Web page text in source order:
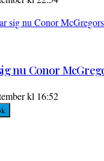
nu Conor
kl 16:52